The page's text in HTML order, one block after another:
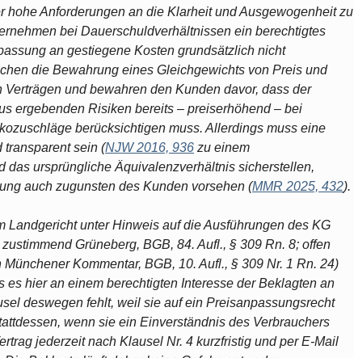
hohe Anforderungen an die Klarheit und Ausgewogenheit zu
bei Dauerschuldverhältnissen ein berechtigtes
an gestiegene Kosten grundsätzlich nicht
die Bewahrung eines Gleichgewichts von Preis und
und bewahren den Kunden davor, dass der
ergebenden Risiken bereits – preiserhöhend – bei
berücksichtigen muss. Allerdings muss eine
sein (NJW 2016, 936 zu einem
das ursprüngliche Äquivalenzverhältnis sicherstellen,
auch zugunsten des Kunden vorsehen (MMR 2025, 432).
Landgericht unter Hinweis auf die Ausführungen des KG
Grüneberg, BGB, 84. Aufl., § 309 Rn. 8; offen
Kommentar, BGB, 10. Aufl., § 309 Nr. 1 Rn. 24)
es hier an einem berechtigten Interesse der Beklagten an
deswegen fehlt, weil sie auf ein Preisanpassungsrecht
wenn sie ein Einverständnis des Verbrauchers
jederzeit nach Klausel Nr. 4 kurzfristig und per E-Mail